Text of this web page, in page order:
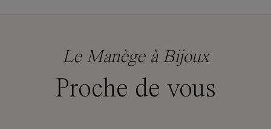
Le Manège à Bijoux
Proche de vous